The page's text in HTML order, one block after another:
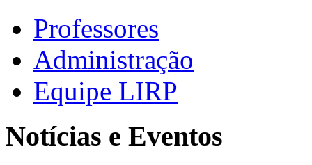
Professores
Administração
Equipe LIRP
Notícias e Eventos